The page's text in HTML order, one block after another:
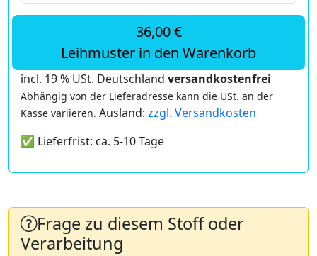
36,00 €
Leihmuster in den Warenkorb
incl. 19 % USt. Deutschland versandkostenfrei
Abhängig von der Lieferadresse kann die USt. an der
Kasse variieren. Ausland: zzgl. Versandkosten
✅ Lieferfrist: ca. 5-10 Tage
Frage zu diesem Stoff oder
Verarbeitung